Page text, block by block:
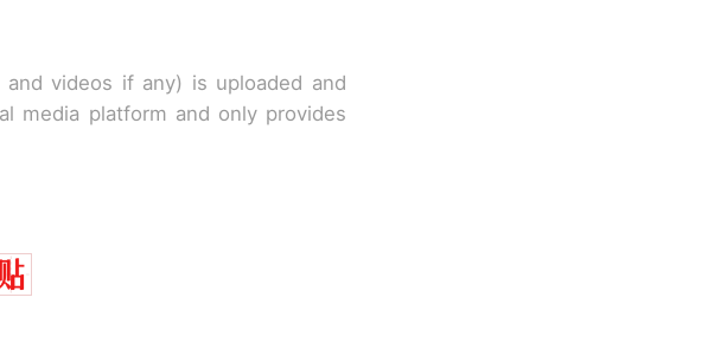
videos if any) is uploaded and
media platform and only provides
一句“跟我回家”改写了人生